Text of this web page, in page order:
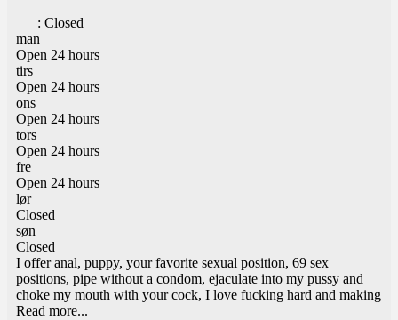
: Closed
man
Open 24 hours
tirs
Open 24 hours
ons
Open 24 hours
tors
Open 24 hours
fre
Open 24 hours
lør
Closed
søn
Closed
I offer anal, puppy, your favorite sexual position, 69 sex
positions, pipe without a condom, ejaculate into my pussy and
choke my mouth with your cock, I love fucking hard and making
Read more...